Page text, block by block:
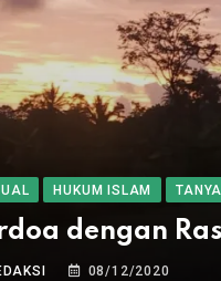
HUKUM ISLAM
dengan
08/12/2020